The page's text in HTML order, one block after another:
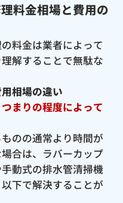
料金相場と費用の
料金は業者によって
解することで無駄な
相場の違い
つまりの程度によって
のの通常より時間が
合は、ラバーカップ
動式の排水管清掃機
下で解決することが